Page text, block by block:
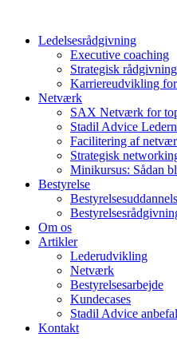
contentLedelsesrådgivning
Executive coaching
Strategisk
Karriereudvikling
Netværk
SAX Netværk for
Stadil Advice
Facilitering af
Strategisk
Minikursus: Sådan
Bestyrelse
Om os
Artikler
Lederudvikling
Netværk
Bestyrelsesarbejde
Kundecases
Stadil Advice
Kontakt